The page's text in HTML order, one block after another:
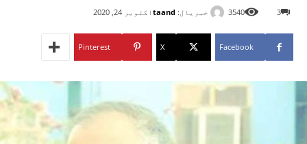
خبریال: taand اکتوبر 24, 2020 3
3540
Facebook
X
Pinterest